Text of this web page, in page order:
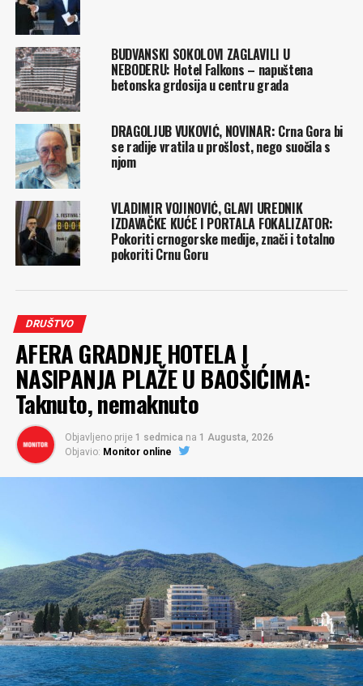
BUDVANSKI SOKOLOVI ZAGLAVILI U
NEBODERU: Hotel Falkons – napuštena
betonska grdosija u centru grada
DRAGOLJUB VUKOVIĆ, NOVINAR: Crna Gora bi
se radije vratila u prošlost, nego suočila s
njom
VLADIMIR VOJINOVIĆ, GLAVI UREDNIK
IZDAVAČKE KUĆE I PORTALA FOKALIZATOR:
Pokoriti crnogorske medije, znači i totalno
pokoriti Crnu Goru
DRUŠTVO
AFERA GRADNJE HOTELA I
NASIPANJA PLAŽE U BAOŠIĆIMA:
Taknuto, nemaknuto
Objavljeno prije 1 sedmica na 1 Augusta, 2026
Objavio: Monitor online